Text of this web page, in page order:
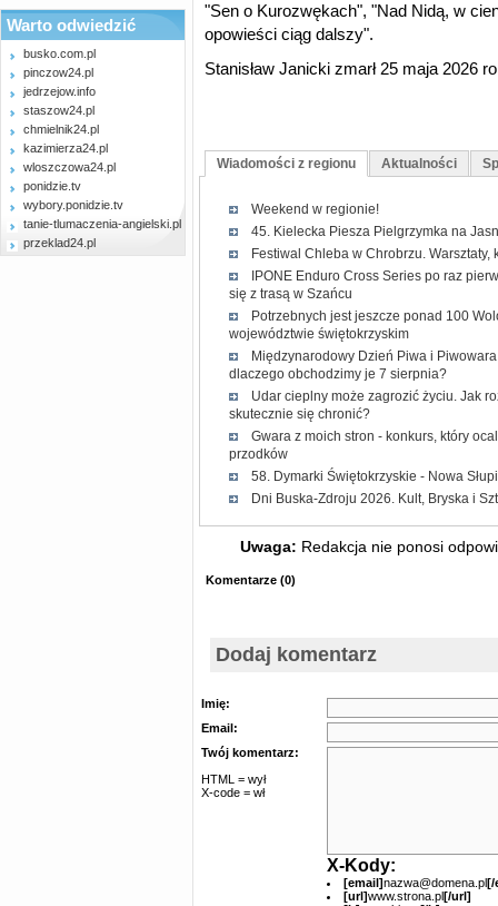
Warto odwiedzić
busko.com.pl
pinczow24.pl
jedrzejow.info
staszow24.pl
chmielnik24.pl
kazimierza24.pl
wloszczowa24.pl
ponidzie.tv
wybory.ponidzie.tv
tanie-tlumaczenia-angielski.pl
przeklad24.pl
"Sen o Kurozwękach", "Nad Nidą, w
opowieści ciąg dalszy".
Stanisław Janicki zmarł 25 maja 2026
Wiadomości z regionu Aktualności
Weekend w regionie!
45. Kielecka Piesza Pielgrzymka na
Festiwal Chleba w Chrobrzu.
IPONE Enduro Cross Series po raz
się z trasą w Szańcu
Potrzebnych jest jeszcze ponad 100
województwie świętokrzyskim
Międzynarodowy Dzień Piwa i
dlaczego obchodzimy je 7 sierpnia?
Udar cieplny może zagrozić życiu. Jak
skutecznie się chronić?
Gwara z moich stron - konkurs, który
przodków
58. Dymarki Świętokrzyskie - Nowa
Dni Buska-Zdroju 2026. Kult, Bryska i
Uwaga: Redakcja nie ponosi
Komentarze (0)
Dodaj komentarz
Imię:
Email:
Twój komentarz:
HTML = wył
X-code = wł
X-Kody:
[email]nazwa@domena.pl[/
[url]www.strona.pl[/url]